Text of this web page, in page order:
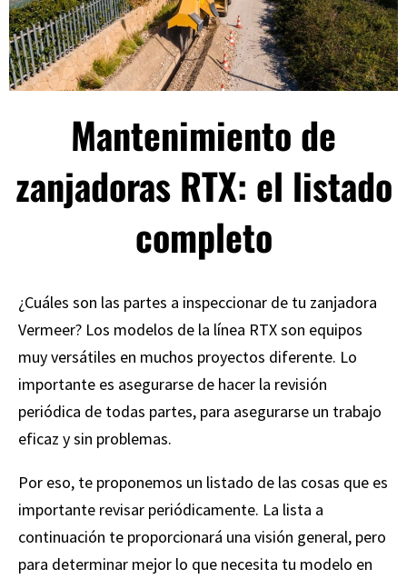
Mantenimiento de
zanjadoras RTX: el listado
completo
¿Cuáles son las partes a inspeccionar de tu zanjadora
Vermeer? Los modelos de la línea RTX son equipos
muy versátiles en muchos proyectos diferente. Lo
importante es asegurarse de hacer la revisión
periódica de todas partes, para asegurarse un trabajo
eficaz y sin problemas.
Por eso, te proponemos un listado de las cosas que es
importante revisar periódicamente. La lista a
continuación te proporcionará una visión general, pero
para determinar mejor lo que necesita tu modelo en